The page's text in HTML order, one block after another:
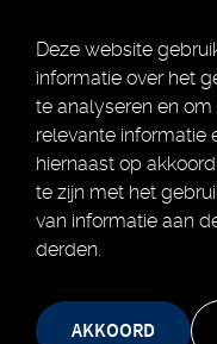
Deze website
informatie over het
te analyseren en
relevante informatie
hiernaast op
te zijn met het
van informatie aan
derden.
AKKOORD